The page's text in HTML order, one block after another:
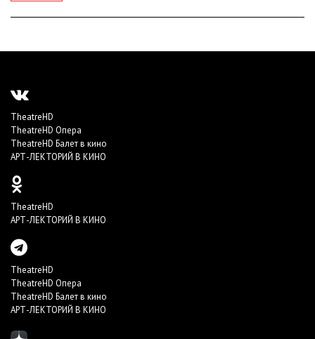
TheatreHD
TheatreHD Опера
TheatreHD Балет в кино
АРТ-ЛЕКТОРИЙ В КИНО
TheatreHD
АРТ-ЛЕКТОРИЙ В КИНО
TheatreHD
TheatreHD Опера
TheatreHD Балет в кино
АРТ-ЛЕКТОРИЙ В КИНО